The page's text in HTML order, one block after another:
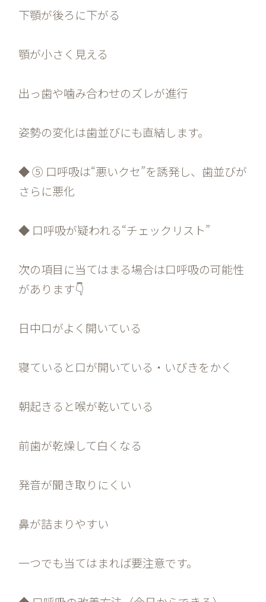
下顎が後ろに下がる
顎が小さく見える
出っ歯や噛み合わせのズレが進行
姿勢の変化は歯並びにも直結します。
◆ ⑤ 口呼吸は“悪いクセ”を誘発し、歯並びが
さらに悪化
◆ 口呼吸が疑われる“チェックリスト”
次の項目に当てはまる場合は口呼吸の可能性
があります👇
日中口がよく開いている
寝ていると口が開いている・いびきをかく
朝起きると喉が乾いている
前歯が乾燥して白くなる
発音が聞き取りにくい
鼻が詰まりやすい
一つでも当てはまれば要注意です。